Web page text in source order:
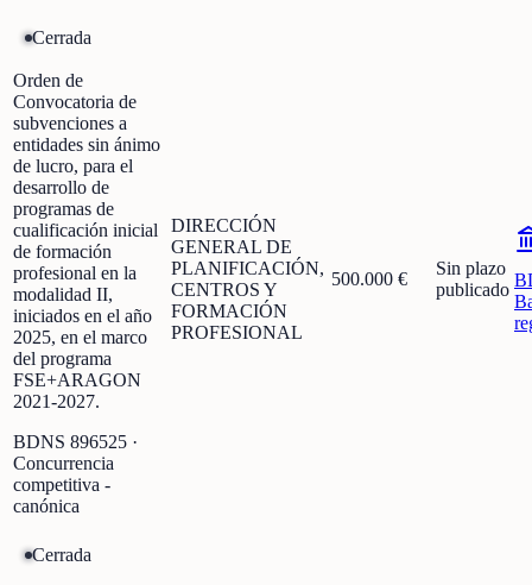
Cerrada
Orden de
Convocatoria de
subvenciones a
entidades sin ánimo
de lucro, para el
desarrollo de
programas de
cualificación inicial
de formación
profesional en la
modalidad II,
iniciados en el año
2025, en el marco
del programa
FSE+ARAGON
2021-2027.
BDNS 896525 ·
Concurrencia
competitiva -
canónica
DIRECCIÓN
GENERAL DE
PLANIFICACIÓN,
CENTROS Y
FORMACIÓN
PROFESIONAL
500.000 €
Sin plazo
publicado
Cerrada